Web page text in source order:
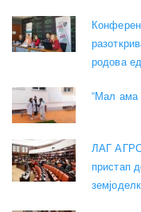
родова
“Мал ама
ЛАГ АГРО
пристап